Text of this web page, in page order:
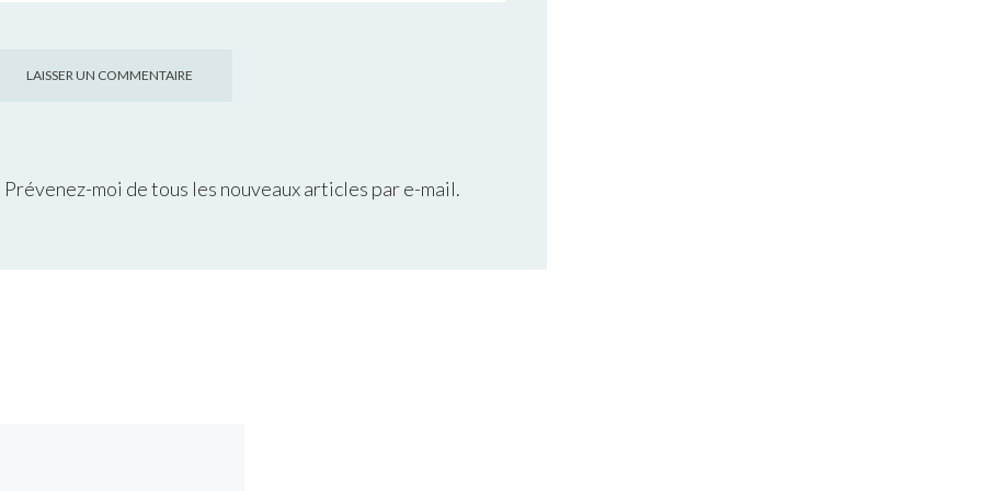
Prévenez-moi de tous les nouveaux articles par e-mail.